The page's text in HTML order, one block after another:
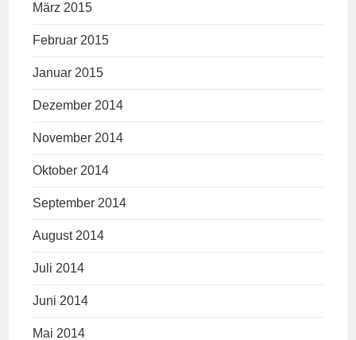
März 2015
Februar 2015
Januar 2015
Dezember 2014
November 2014
Oktober 2014
September 2014
August 2014
Juli 2014
Juni 2014
Mai 2014